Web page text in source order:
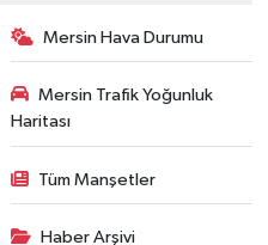
Mersin Hava Durumu
Mersin Trafik Yoğunluk
Haritası
Tüm Manşetler
Haber Arşivi